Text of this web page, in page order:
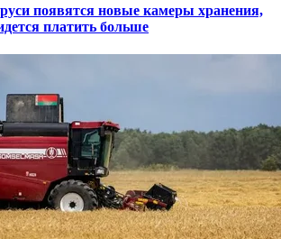
появятся новые камеры хранения,
платить больше